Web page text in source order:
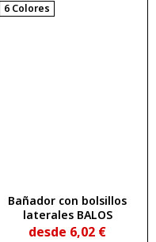
6 Colores
Bañador con bolsillos
laterales BALOS
desde 6,02 €